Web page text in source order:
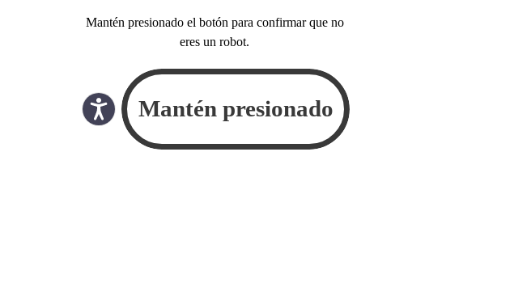
Mantén presionado el botón para confirmar que no
eres un robot.